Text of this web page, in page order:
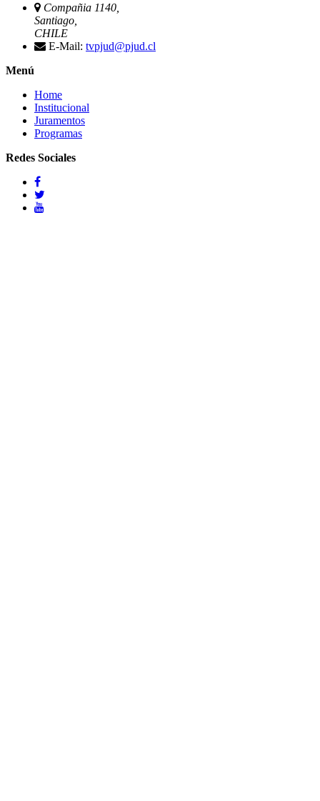
Compañia 1140,
Santiago,
CHILE
E-Mail: tvpjud@pjud.cl
Menú
Home
Institucional
Juramentos
Programas
Redes Sociales